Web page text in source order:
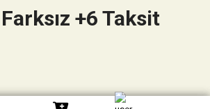
+6 Taksit